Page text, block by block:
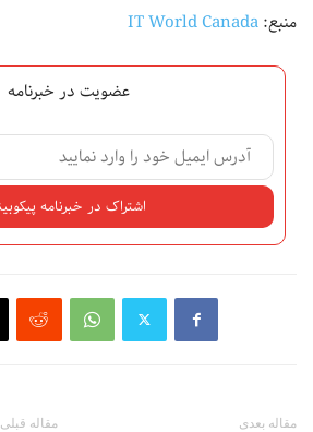
منبع:IT World Canada
عضویت در خبرنامه
مقاله قبلی مقاله بعدی